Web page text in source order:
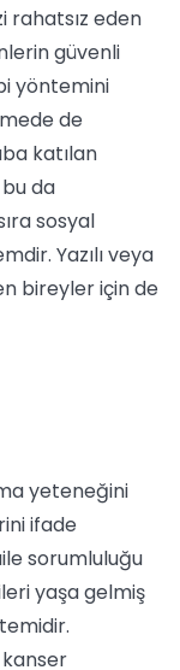
rahatsız eden
güvenli
yöntemini
de
katılan
da
sosyal
Yazılı veya
bireyler için de
yeteneğini
ifade
sorumluluğu
yaşa gelmiş